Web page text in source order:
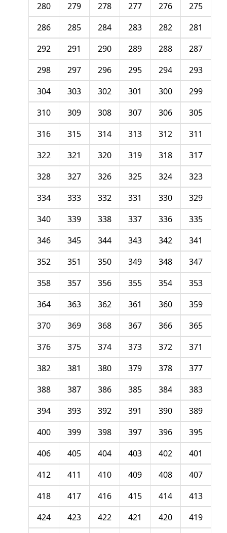
275
276
277
278
279
280
281
282
283
284
285
286
287
288
289
290
291
292
293
294
295
296
297
298
299
300
301
302
303
304
305
306
307
308
309
310
311
312
313
314
315
316
317
318
319
320
321
322
323
324
325
326
327
328
329
330
331
332
333
334
335
336
337
338
339
340
341
342
343
344
345
346
347
348
349
350
351
352
353
354
355
356
357
358
359
360
361
362
363
364
365
366
367
368
369
370
371
372
373
374
375
376
377
378
379
380
381
382
383
384
385
386
387
388
389
390
391
392
393
394
395
396
397
398
399
400
401
402
403
404
405
406
407
408
409
410
411
412
413
414
415
416
417
418
419
420
421
422
423
424